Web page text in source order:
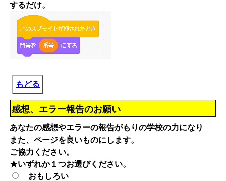
するだけ。
もどる
感想、エラー報告のお願い
あなたの感想やエラーの報告がもりの学校の力になり
また、ページを良いものにします。
ご協力ください。
★いずれか１つお選びください。
おもしろい